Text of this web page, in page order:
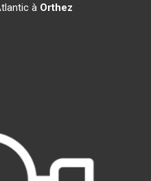
à Orthez